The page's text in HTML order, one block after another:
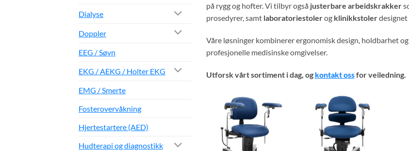
Dialyse
Doppler
EEG / Søvn
EKG / AEKG / Holter EKG
EMG / Smerte
Fosterovervåkning
Hjertestartere (AED)
Hudterapi og diagnostikk
på rygg og hofter. Vi tilbyr også justerbare arbeidskrakker
prosedyrer, samt laboratoriestolerog klinikkstolerdesignet
Våre løsninger kombinerer ergonomisk design, holdbarhet
profesjonelle medisinske omgivelser.
Utforsk vårt sortiment i dag, og kontakt ossfor veiledning.